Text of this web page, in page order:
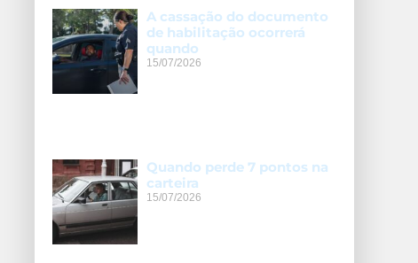
A cassação do documento
de habilitação ocorrerá
quando
15/07/2026
Quando perde 7 pontos na
carteira
15/07/2026